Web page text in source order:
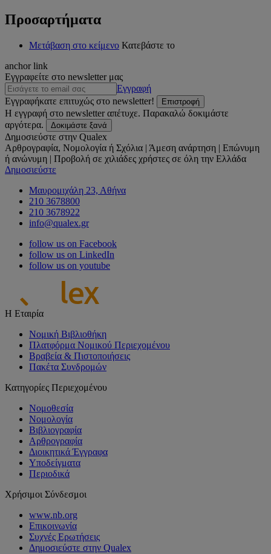
Προσαρτήματα
Μετάβαση στο κείμενο Κατεβάστε το
anchor link
Εγγραφείτε στο newsletter μας
Εγγραφή
Εγγραφήκατε επιτυχώς στο newsletter!
Επιστροφή
Η εγγραφή στο newsletter απέτυχε. Παρακαλώ δοκιμάστε
αργότερα.
Δοκιμάστε ξανά
Δημοσιεύστε στην Qualex
Αρθρογραφία, Νομολογία ή Σχόλια | Άμεση ανάρτηση | Επώνυμη
ή ανώνυμη | Προβολή σε χιλιάδες χρήστες σε όλη την Ελλάδα
Δημοσιεύστε
Μαυρομιχάλη 23, Αθήνα
210 3678800
210 3678922
info@qualex.gr
follow us on Facebook
follow us on LinkedIn
follow us on youtube
Η Εταιρία
Νομική Βιβλιοθήκη
Πλατφόρμα Νομικού Περιεχομένου
Βραβεία & Πιστοποιήσεις
Πακέτα Συνδρομών
Κατηγορίες Περιεχομένου
Νομοθεσία
Νομολογία
Βιβλιογραφία
Αρθρογραφία
Διοικητικά Έγγραφα
Υποδείγματα
Περιοδικά
Χρήσιμοι Σύνδεσμοι
www.nb.org
Επικοινωνία
Συχνές Ερωτήσεις
Δημοσιεύστε στην Qualex